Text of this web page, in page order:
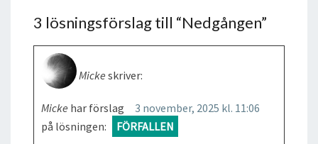
3 lösningsförslag till “Nedgången”
Micke skriver:
3 november, 2025 kl. 11:06
Micke har förslag
på lösningen:
FÖRFALLEN